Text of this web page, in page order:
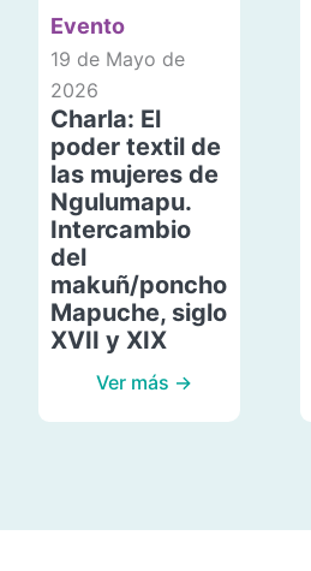
Evento
19 de Mayo de
2026
Charla: El
poder textil de
las mujeres de
Ngulumapu.
Intercambio
del
makuñ/poncho
Mapuche, siglo
XVII y XIX
Ver más →